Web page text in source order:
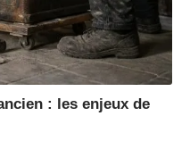
: les enjeux de